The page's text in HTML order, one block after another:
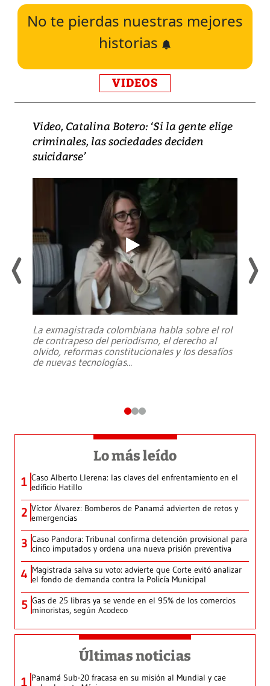
No te pierdas nuestras mejores
historias
VIDEOS
Video, Catalina Botero: ‘Si la gente elige
criminales, las sociedades deciden
suicidarse’
La exmagistrada colombiana habla sobre el rol
de contrapeso del periodismo, el derecho al
olvido, reformas constitucionales y los desafíos
de nuevas tecnologías...
Lo más leído
1 Caso Alberto Llerena: las claves del enfrentamiento en el
edificio Hatillo
2 Víctor Álvarez: Bomberos de Panamá advierten de retos y
emergencias
3 Caso Pandora: Tribunal confirma detención provisional para
cinco imputados y ordena una nueva prisión preventiva
4 Magistrada salva su voto: advierte que Corte evitó analizar
el fondo de demanda contra la Policía Municipal
5 Gas de 25 libras ya se vende en el 95% de los comercios
minoristas, según Acodeco
Últimas noticias
1 Panamá Sub-20 fracasa en su misión al Mundial y cae